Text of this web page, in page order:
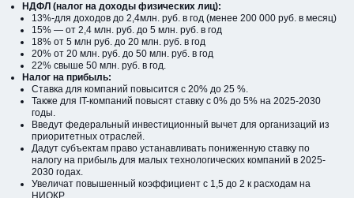
НДФЛ (налог на доходы физических лиц):
13%-для доходов до 2,4млн. руб. в год (менее 200 000 руб. в месяц)
15% — от 2,4 млн. руб. до 5 млн. руб. в год
18% от 5 млн руб. до 20 млн. руб. в год
20% от 20 млн. руб. до 50 млн. руб. в год
22% свыше 50 млн. руб. в год.
Налог на прибыль:
Ставка для компаний повысится с 20% до 25 %.
Также для IT-компаний повысят ставку с 0% до 5% на 2025-2030
годы.
Введут федеральный инвестиционный вычет для организаций из
приоритетных отраслей.
Дадут субъектам право устанавливать пониженную ставку по
налогу на прибыль для малых технологических компаний в 2025-
2030 годах.
Увеличат повышенный коэффициент с 1,5 до 2 к расходам на
НИОКР